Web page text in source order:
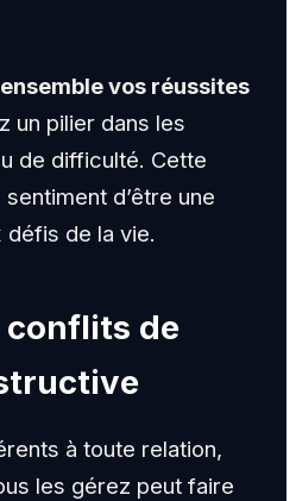
vos réussites
un pilier dans les
de difficulté. Cette
d’être une
défis de la vie.
conflits de
à toute relation,
les gérez peut faire